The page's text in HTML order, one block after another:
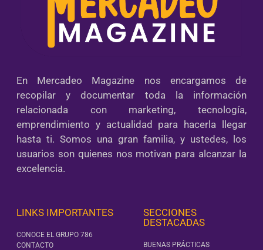
En Mercadeo Magazine nos encargamos de
recopilar y documentar toda la información
relacionada con marketing, tecnología,
emprendimiento y actualidad para hacerla llegar
hasta ti. Somos una gran familia, y ustedes, los
usuarios son quienes nos motivan para alcanzar la
excelencia.
LINKS IMPORTANTES
CONOCE EL GRUPO 786
CONTACTO
SECCIONES
DESTACADAS
BUENAS PRÁCTICAS